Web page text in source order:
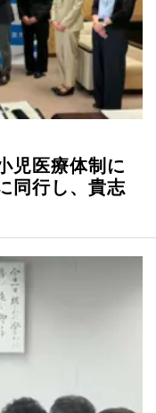
児医療体制に
同行し、貴志